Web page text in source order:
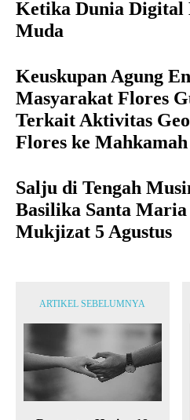
Ketika Dunia Digital
Muda
Keuskupan Agung
Masyarakat Flores
Terkait Aktivitas
Flores ke
Salju di Tengah
Basilika Santa
Mukjizat 5 Agustus
ARTIKEL SEBELUMNYA